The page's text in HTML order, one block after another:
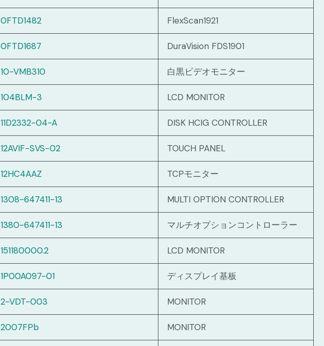
0FTD1482 FlexScan1921
0FTD1687 DuraVision FDS1901
10-VMB310 白黒ビデオモニター
104BLM-3 LCD MONITOR
11D2332-04-A DISK HCIG CONTROLLER
12AVIF-SVS-02 TOUCH PANEL
12HC4AAZ TCPモニター
1308-647411-13 MULTI OPTION CONTROLLER
1380-647411-13 マルチオプションコントローラー
151180000.2 LCD MONITOR
1P00A097-01 ディスプレイ基板
2-VDT-003 MONITOR
2007FPb MONITOR